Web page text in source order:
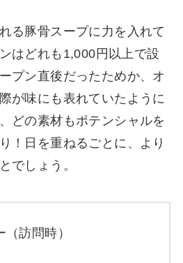
る豚骨スープに力を入れて
はどれも1,000円以上で設
プン直後だったためか、オ
が味にも表れていたように
どの素材もポテンシャルを
！日を重ねるごとに、より
でしょう。
訪問時）